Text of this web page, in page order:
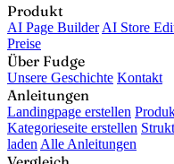
Produkt
AI Page Builder AI Store
Preise
Über Fudge
Unsere Geschichte Kontakt
Anleitungen
Landingpage erstellen
Kategorieseite erstellen
laden Alle Anleitungen